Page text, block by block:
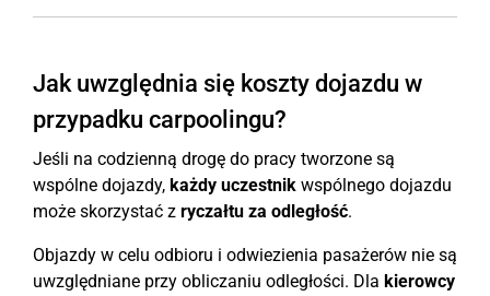
Jak uwzględnia się koszty dojazdu w
przypadku carpoolingu?
Jeśli na codzienną drogę do pracy tworzone są
wspólne dojazdy, każdy uczestnik wspólnego dojazdu
może skorzystać z ryczałtu za odległość.
Objazdy w celu odbioru i odwiezienia pasażerów nie są
uwzględniane przy obliczaniu odległości. Dla kierowcy